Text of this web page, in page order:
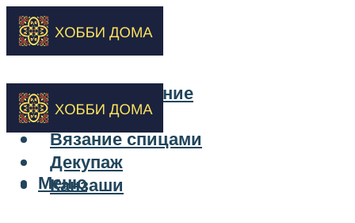
Бисероплетение
Вышивка
Вязание спицами
Декупаж
Канзаши
Меню